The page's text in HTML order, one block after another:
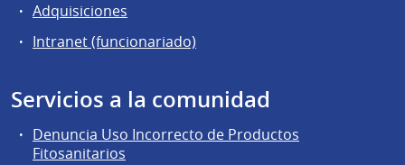
Adquisiciones
Intranet (funcionariado)
Servicios a la comunidad
Denuncia Uso Incorrecto de Productos
Fitosanitarios